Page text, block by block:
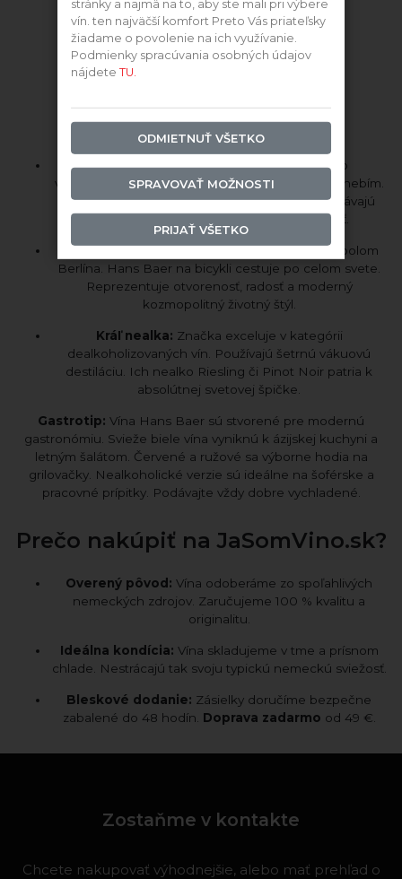
Región Rheinhessen:Srdce nemeckého
vinohradníctva. Chránená oblasť s miernym podnebím.
Pôdy tu striedajú vápnitú spraš a pieskovec. Dávajú
vínam nezameniteľnú mineralitu a sviežosť.
Ikonický symbol:Medveď je historickým symbolom
Berlína. Hans Baer na bicykli cestuje po celom svete.
Reprezentuje otvorenosť, radosť a moderný
kozmopolitný životný štýl.
Kráľ nealka: Značka exceluje v kategórii
dealkoholizovaných vín. Používajú šetrnú vákuovú
destiláciu. Ich nealko Riesling či Pinot Noir patria k
absolútnej svetovej špičke.
Gastrotip: Vína Hans Baer sú stvorené pre modernú
gastronómiu. Svieže biele vína vyniknú k ázijskej kuchyni a
letným šalátom. Červené a ružové sa výborne hodia na
grilovačky. Nealkoholické verzie sú ideálne na šoférske a
pracovné prípitky. Podávajte vždy dobre vychladené.
Prečo nakúpiť na JaSomVino.sk?
Overený pôvod: Vína odoberáme zo spoľahlivých
nemeckých zdrojov. Zaručujeme 100 % kvalitu a
originalitu.
Ideálna kondícia: Vína skladujeme v tme a prísnom
chlade. Nestrácajú tak svoju typickú nemeckú sviežosť.
Bleskové dodanie: Zásielky doručíme bezpečne
zabalené do 48 hodín. Doprava zadarmo od 49 €.
Zostaňme v kontakte
Chcete nakupovať výhodnejšie, alebo mať prehľad o
stránky a najmä na to, aby ste mali pri výbere
vín. ten najväčší komfort Preto Vás priateľsky
žiadame o povolenie na ich využívanie.
Podmienky spracúvania osobných údajov
nájdeteTU.
ODMIETNUŤ VŠETKO
SPRAVOVAŤ MOŽNOSTI
PRIJAŤ VŠETKO